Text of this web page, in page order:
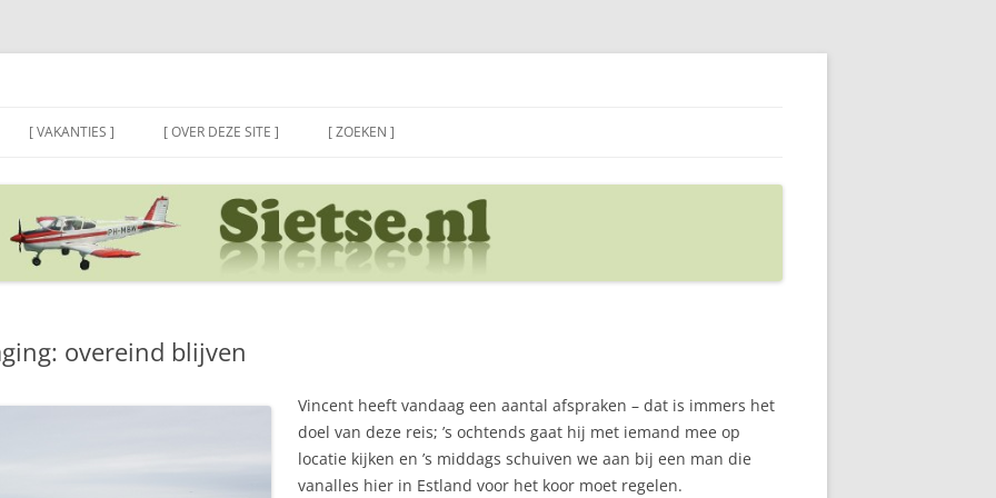
[ VAKANTIES ] [ OVER DEZE SITE ] [ ZOEKEN ]
overeind blijven
Vincent heeft vandaag een aantal afspraken – dat is immers het
doel van deze reis; ’s ochtends gaat hij met iemand mee op
locatie kijken en ’s middags schuiven we aan bij een man die
vanalles hier in Estland voor het koor moet regelen.